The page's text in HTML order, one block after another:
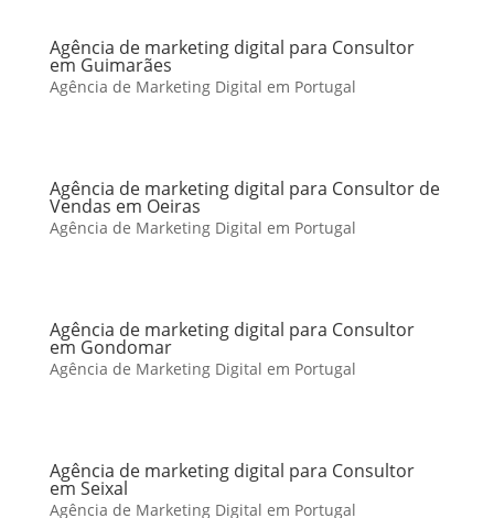
Agência de marketing digital para Consultor
em Guimarães
Agência de Marketing Digital em Portugal
Agência de marketing digital para Consultor de
Vendas em Oeiras
Agência de Marketing Digital em Portugal
Agência de marketing digital para Consultor
em Gondomar
Agência de Marketing Digital em Portugal
Agência de marketing digital para Consultor
em Seixal
Agência de Marketing Digital em Portugal